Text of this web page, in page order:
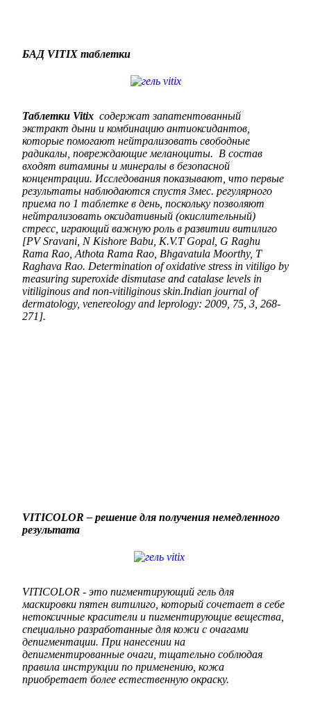
БАД VITIX таблетки
Таблетки Vitix содержат запатентованный
экстракт дыни и комбинацию антиоксидантов,
которые помогают нейтрализовать свободные
радикалы, повреждающие меланоциты. В состав
входят витамины и минералы в безопасной
концентрации. Исследования показывают, что первые
результаты наблюдаются спустя 3мес. регулярного
приема по 1 таблетке в день, поскольку позволяют
нейтрализовать оксидативный (окислительный)
стресс, играющий важную роль в развитии витилиго
[PV Sravani, N Kishore Babu, K.V.T Gopal, G Raghu
Rama Rao, Athota Rama Rao, Bhgavatula Moorthy, T
Raghava Rao. Determination of oxidative stress in vitiligo by
measuring superoxide dismutase and catalase levels in
vitiliginous and non-vitiliginous skin.Indian journal of
dermatology, venereology and leprology: 2009, 75, 3, 268-
271].
VITICOLOR – решение для получения немедленного
результата
VITICOLOR - это пигментирующий гель для
маскировки пятен витилиго, который сочетает в себе
нетоксичные красители и пигментирующие вещества,
специально разработанные для кожи с очагами
депигментации. При нанесении на
депигментированные очаги, тщательно соблюдая
правила инструкции по применению, кожа
приобретает более естественную окраску.